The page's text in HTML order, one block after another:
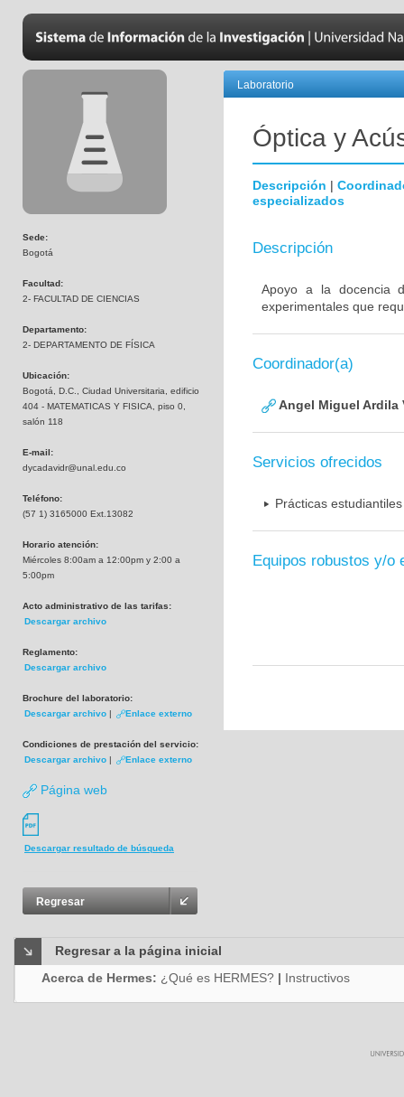
Sede:
Bogotá
Facultad:
2- FACULTAD DE CIENCIAS
Departamento:
2- DEPARTAMENTO DE FÍSICA
Ubicación:
Bogotá, D.C., Ciudad Universitaria, edificio
404 - MATEMATICAS Y FISICA, piso 0,
salón 118
E-mail:
dycadavidr@unal.edu.co
Teléfono:
(57 1) 3165000 Ext.13082
Horario atención:
Miércoles 8:00am a 12:00pm y 2:00 a
5:00pm
Acto administrativo de las tarifas:
Descargar archivo
Reglamento:
Descargar archivo
Brochure del laboratorio:
Descargar archivo | Enlace externo
Condiciones de prestación del servicio:
Descargar archivo | Enlace externo
Página web
Descargar resultado de búsqueda
Regresar
Laboratorio
Óptica y
Descripción |
especializados
Descripción
Apoyo a la docencia
experimentales que
Coordinador(a)
Angel Miguel Ardila
Servicios ofrecidos
Prácticas
Equipos robustos y/o
Regresar a la página inicial
Acerca de Hermes: ¿Qué es HERMES? | Instructivos